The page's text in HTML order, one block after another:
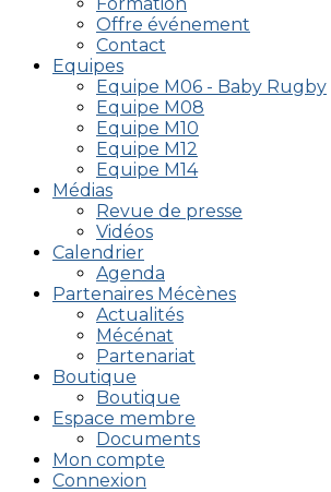
Offre événement
Contact
Equipes
Equipe M06 - Baby Rugby
Equipe M08
Equipe M10
Equipe M12
Equipe M14
Médias
Revue de presse
Vidéos
Calendrier
Agenda
Partenaires Mécènes
Actualités
Mécénat
Partenariat
Boutique
Boutique
Espace membre
Documents
Mon compte
Connexion